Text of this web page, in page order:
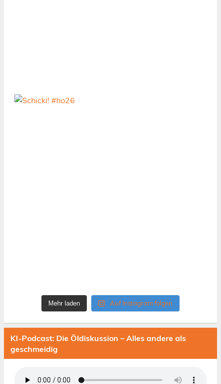
Mehr laden Auf Instagram folgen
KI-Podcast: Die Öldiskussion – Alles andere als
geschmeidig